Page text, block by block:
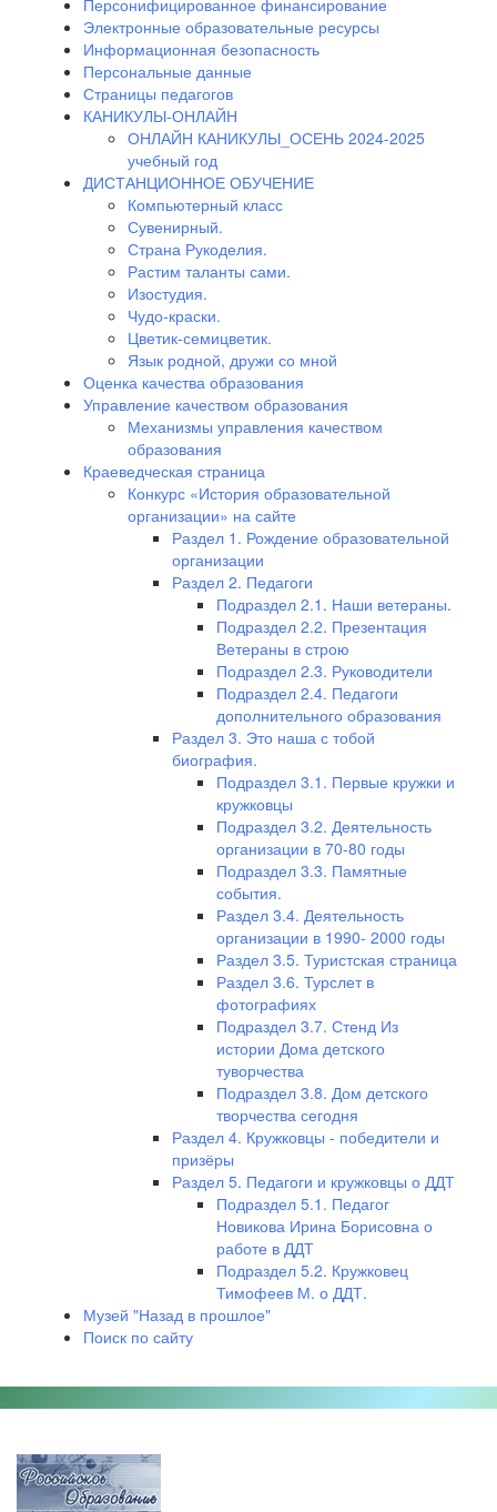
Электронные образовательные ресурсы
Информационная безопасность
Персональные данные
Страницы педагогов
КАНИКУЛЫ-ОНЛАЙН
ОНЛАЙН КАНИКУЛЫ_ОСЕНЬ 2024-2025
учебный год
ДИСТАНЦИОННОЕ ОБУЧЕНИЕ
Компьютерный класс
Сувенирный.
Страна Рукоделия.
Растим таланты сами.
Изостудия.
Чудо-краски.
Цветик-семицветик.
Язык родной, дружи со мной
Оценка качества образования
Управление качеством образования
Механизмы управления качеством
образования
Краеведческая страница
Конкурс «История образовательной
организации» на сайте
Раздел 1. Рождение образовательной
организации
Раздел 2. Педагоги
Подраздел 2.1. Наши ветераны.
Подраздел 2.2. Презентация
Ветераны в строю
Подраздел 2.3. Руководители
Подраздел 2.4. Педагоги
дополнительного образования
Раздел 3. Это наша с тобой
биография.
Подраздел 3.1. Первые кружки и
кружковцы
Подраздел 3.2. Деятельность
организации в 70-80 годы
Подраздел 3.3. Памятные
события.
Раздел 3.4. Деятельность
организации в 1990- 2000 годы
Раздел 3.5. Туристская страница
Раздел 3.6. Турслет в
фотографиях
Подраздел 3.7. Стенд Из
истории Дома детского
туворчества
Подраздел 3.8. Дом детского
творчества сегодня
Раздел 4. Кружковцы - победители и
призёры
Раздел 5. Педагоги и кружковцы о ДДТ
Подраздел 5.1. Педагог
Новикова Ирина Борисовна о
работе в ДДТ
Подраздел 5.2. Кружковец
Тимофеев М. о ДДТ.
Музей "Назад в прошлое"
Поиск по сайту